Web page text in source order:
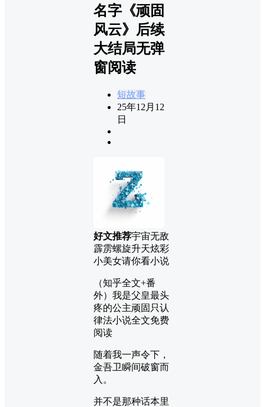
名字《顽固
风云》后续
大结局无弹
窗阅读
短故事
25年12月12
日
好文推荐宇宙无敌
霹雳螺旋升天炫彩
小美女请你看小说
（知乎全文+番
外）我是父皇最头
疼的公主顽固只认
律法小说全文免费
阅读
随着我一声令下，
金吾卫瞬间破窗而
入。
并不是那种话本里